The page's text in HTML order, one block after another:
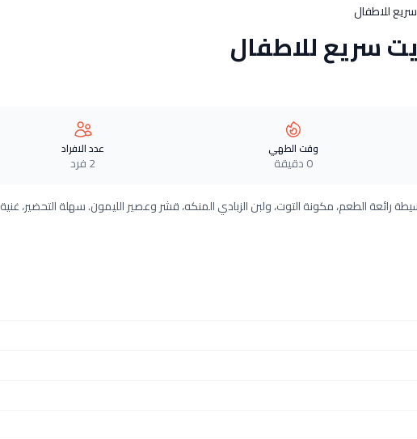
للاطفال
سريع للاطفال
وقت الطهي
0 دقيقة
عدد الافراد
2 فرد
رائعة الطعم، مكونة التوت، ولبن الزبادي المنكه، قشر وعصير الليمون. سهلة التحضير، غنية